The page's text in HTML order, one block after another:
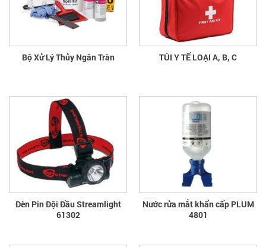
Bộ Xử Lý Thủy Ngân Tràn TÚI Y TẾ LOẠI A, B, C
Đèn Pin Đội Đầu Streamlight
61302
Nước rửa mắt khẩn cấp PLUM
4801